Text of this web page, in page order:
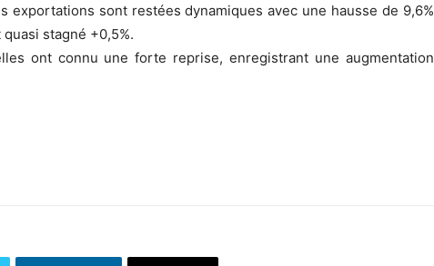
exportations sont restées dynamiques avec une hausse de 9,6%
stagné +0,5%.
ont connu une forte reprise, enregistrant une augmentation